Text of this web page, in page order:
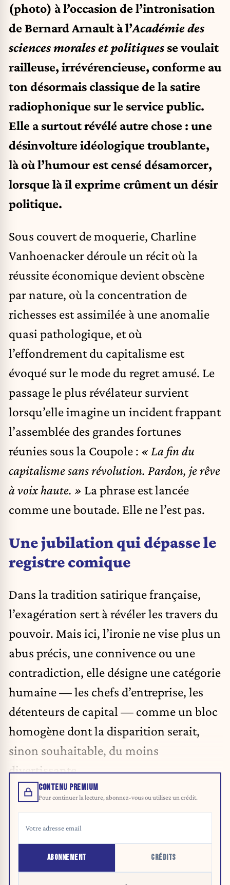
(photo) à l’occasion de l’intronisation
de Bernard Arnault à l’Académie des
sciences morales et politiques se voulait
railleuse, irrévérencieuse, conforme au
ton désormais classique de la satire
radiophonique sur le service public.
Elle a surtout révélé autre chose : une
désinvolture idéologique troublante,
là où l’humour est censé désamorcer,
lorsque là il exprime crûment un désir
politique.
Sous couvert de moquerie, Charline
Vanhoenacker déroule un récit où la
réussite économique devient obscène
par nature, où la concentration de
richesses est assimilée à une anomalie
quasi pathologique, et où
l’effondrement du capitalisme est
évoqué sur le mode du regret amusé. Le
passage le plus révélateur survient
lorsqu’elle imagine un incident frappant
l’assemblée des grandes fortunes
réunies sous la Coupole : « La fin du
capitalisme sans révolution. Pardon, je rêve
à voix haute. » La phrase est lancée
comme une boutade. Elle ne l’est pas.
Une jubilation qui dépasse le
registre comique
Dans la tradition satirique française,
l’exagération sert à révéler les travers du
pouvoir. Mais ici, l’ironie ne vise plus un
abus précis, une connivence ou une
contradiction, elle désigne une catégorie
humaine — les chefs d’entreprise, les
détenteurs de capital — comme un bloc
homogène dont la disparition serait,
sinon souhaitable, du moins
divertissante.
CONTENU PREMIUM
Pour continuer la lecture, abonnez-vous ou utilisez un crédit.
ABONNEMENT CRÉDITS